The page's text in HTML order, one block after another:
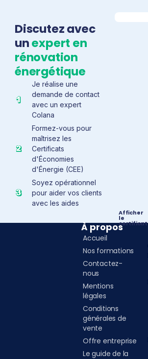
Discutez avec
unexpert en
rénovation
énergétique
Je réalise une
demande de contact
avec un expert
Colana
Formez-vous pour
maîtrisez les
Certificats
d'Économies
d'Énergie (CEE)
Soyez opérationnel
pour aider vos clients
avec les aides
Afficher
le
certificat
À propos
Accueil
Nos formations
Contactez-
nous
Mentions
légales
Conditions
générales de
vente
Offre entreprise
Le guide de la